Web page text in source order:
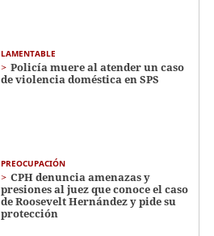
LAMENTABLE
Policía muere al atender un caso
de violencia doméstica en SPS
PREOCUPACIÓN
CPH denuncia amenazas y
presiones al juez que conoce el caso
de Roosevelt Hernández y pide su
protección